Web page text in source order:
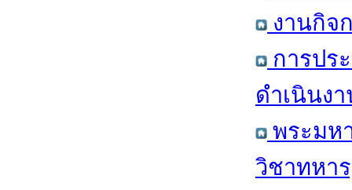
งานกิจ
การปร
ดำเนินง
พระมห
วิชาทหา